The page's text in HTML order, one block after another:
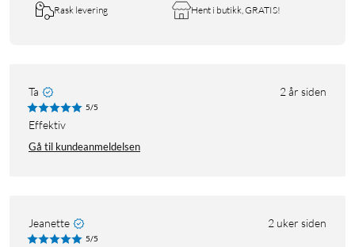
Rask levering Hent i butikk, GRATIS!
Ta 2 år siden
5/5
effektiv
Gå til kundeanmeldelsen
Jeanette 2 uker siden
5/5